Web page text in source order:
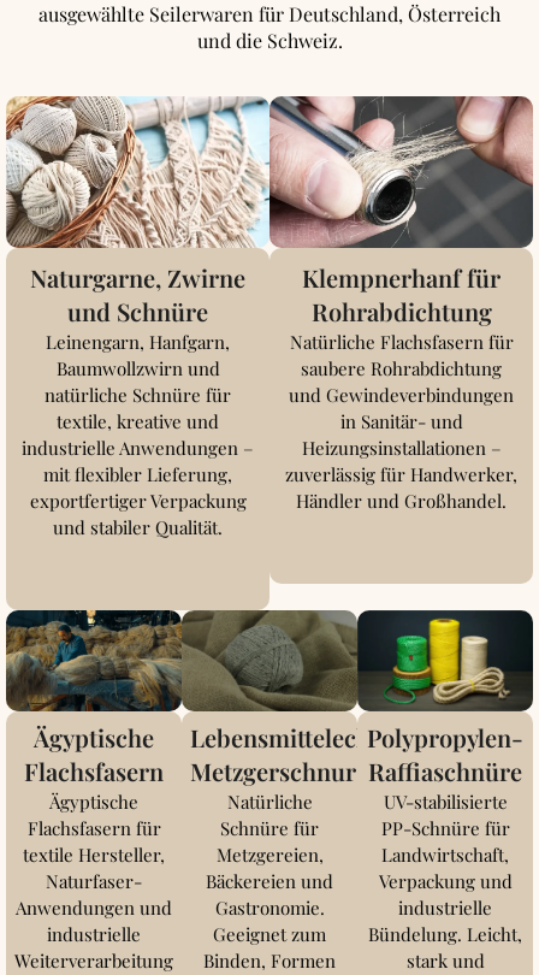
ausgewählte Seilerwaren für Deutschland, Österreich
und die Schweiz.
Naturgarne, Zwirne
und Schnüre
Leinengarn, Hanfgarn,
Baumwollzwirn und
natürliche Schnüre für
textile, kreative und
industrielle Anwendungen –
mit flexibler Lieferung,
exportfertiger Verpackung
und stabiler Qualität.
Klempnerhanf für
Rohrabdichtung
Natürliche Flachsfasern für
saubere Rohrabdichtung
und Gewindeverbindungen
in Sanitär- und
Heizungsinstallationen –
zuverlässig für Handwerker,
Händler und Großhandel.
Ägyptische
Flachsfasern
Ägyptische
Flachsfasern für
textile Hersteller,
Naturfaser-
Anwendungen und
industrielle
Weiterverarbeitung
Lebensmittelechte
Metzgerschnur
Natürliche
Schnüre für
Metzgereien,
Bäckereien und
Gastronomie.
Geeignet zum
Binden, Formen
Polypropylen-
Raffiaschnüre
UV-stabilisierte
PP-Schnüre für
Landwirtschaft,
Verpackung und
industrielle
Bündelung. Leicht,
stark und